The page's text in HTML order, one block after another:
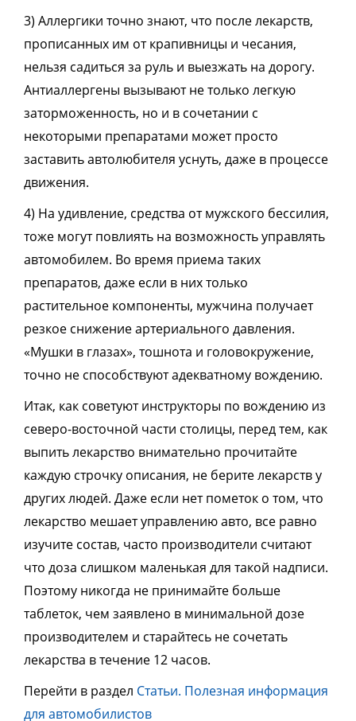
3) Аллергики точно знают, что после лекарств,
прописанных им от крапивницы и чесания,
нельзя садиться за руль и выезжать на дорогу.
Антиаллергены вызывают не только легкую
заторможенность, но и в сочетании с
некоторыми препаратами может просто
заставить автолюбителя уснуть, даже в процессе
движения.
4) На удивление, средства от мужского бессилия,
тоже могут повлиять на возможность управлять
автомобилем. Во время приема таких
препаратов, даже если в них только
растительное компоненты, мужчина получает
резкое снижение артериального давления.
«Мушки в глазах», тошнота и головокружение,
точно не способствуют адекватному вождению.
Итак, как советуют инструкторы по вождению из
северо-восточной части столицы, перед тем, как
выпить лекарство внимательно прочитайте
каждую строчку описания, не берите лекарств у
других людей. Даже если нет пометок о том, что
лекарство мешает управлению авто, все равно
изучите состав, часто производители считают
что доза слишком маленькая для такой надписи.
Поэтому никогда не принимайте больше
таблеток, чем заявлено в минимальной дозе
производителем и старайтесь не сочетать
лекарства в течение 12 часов.
Перейти в раздел Статьи. Полезная информация
для автомобилистов